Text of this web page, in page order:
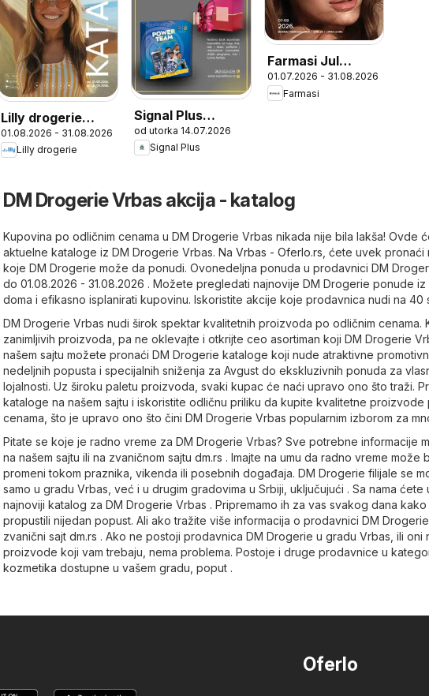
Lilly drogerie
katalog
01.08.2026 - 31.08.2026
Lilly drogerie
Signal Plus
katalog
od utorka 14.07.2026
Signal Plus
Farmasi Jul
Avgust 2026
katalog
01.07.2026 - 31.08.2026
Farmasi
DM Drogerie Vrbas akcija - katalog
Kupovina po odličnim cenama u DM Drogerie Vrbas nikada nije bila lakša! Ovde
aktuelne kataloge iz DM Drogerie Vrbas. Na Vrbas - Oferlo.rs , ćete uvek
koje DM Drogerie može da ponudi. Ovonedeljna ponuda u prodavnici DM
do 01.08.2026 - 31.08.2026 . Možete pregledati najnovije DM Drogerie ponude
doma i efikasno isplanirati kupovinu. Iskoristite akcije koje prodavnica nudi na 40
DM Drogerie Vrbas nudi širok spektar kvalitetnih proizvoda po odličnim cenama.
zanimljivih proizvoda, pa ne oklevajte i otkrijte ceo asortiman koji DM Drogerie
našem sajtu možete pronaći DM Drogerie kataloge koji nude atraktivne
nedeljnih popusta i specijalnih sniženja za Avgust do ekskluzivnih ponuda za
lojalnosti. Uz široku paletu proizvoda, svaki kupac će naći upravo ono što traži.
kataloge na našem sajtu i iskoristite odličnu priliku da kupite kvalitetne proizvode
cenama, što je upravo ono što čini DM Drogerie Vrbas popularnim izborom za
Pitate se koje je radno vreme za DM Drogerie Vrbas? Sve potrebne informacije
na našem sajtu ili na zvaničnom sajtu dm.rs . Imajte na umu da radno vreme može
promeni tokom praznika, vikenda ili posebnih događaja. DM Drogerie filijale se
samo u gradu Vrbas, već i u drugim gradovima u Srbiji, uključujući . Sa nama ćete
najnoviji katalog za DM Drogerie Vrbas . Pripremamo ih za vas svakog dana
propustili nijedan popust. Ali ako tražite više informacija o prodavnici DM
zvanični sajt dm.rs . Ako ne postoji prodavnica DM Drogerie u gradu Vrbas, ili oni
proizvode koji vam trebaju, nema problema. Postoje i druge prodavnice u
kozmetika dostupne u vašem gradu, poput .
Oferlo